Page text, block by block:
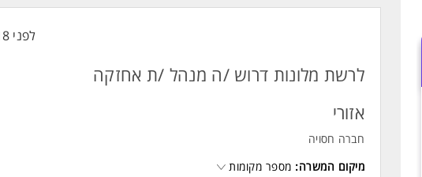
לפני 18 שעות
לרשת מלונות דרוש /ה מנהל /ת אחזקה
אזורי
חברה חסויה
מיקום המשרה: מספר מקומות